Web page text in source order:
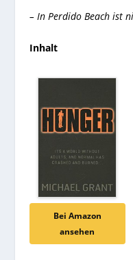
– In Perdido Beach ist
Inhalt
Bei Amazon
ansehen